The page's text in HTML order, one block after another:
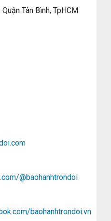
Tân Bình, TpHCM
@baohanhtrondoi
baohanhtrondoi.vn